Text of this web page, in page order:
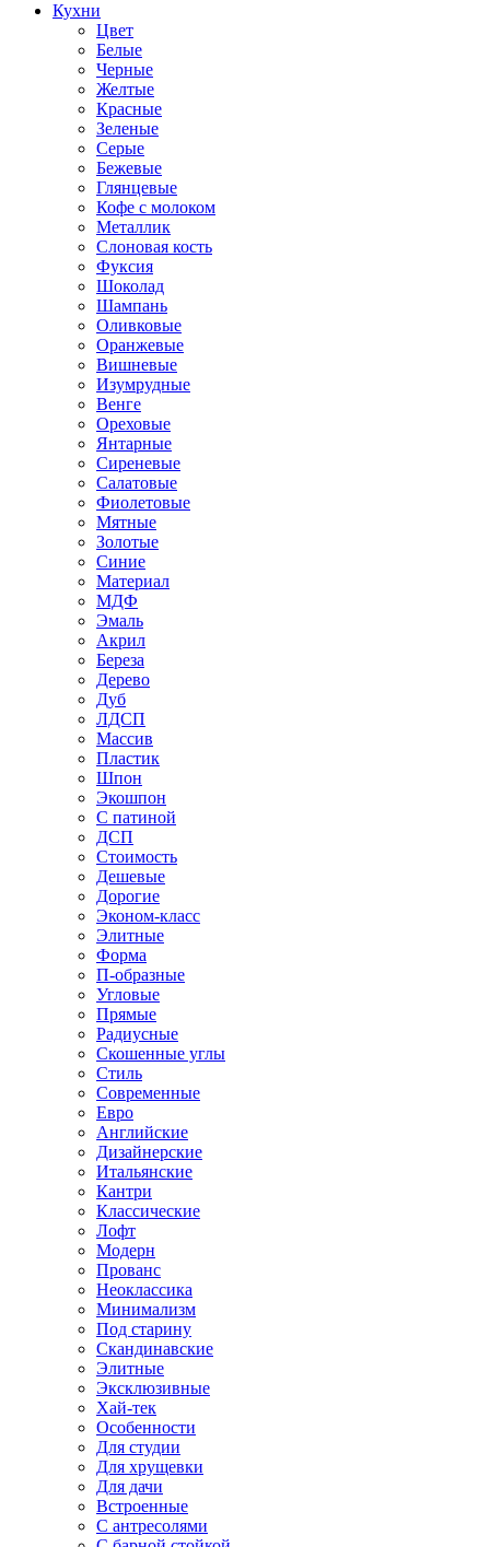
Кухни
Цвет
Белые
Черные
Желтые
Красные
Зеленые
Серые
Бежевые
Глянцевые
Кофе с молоком
Металлик
Слоновая кость
Фуксия
Шоколад
Шампань
Оливковые
Оранжевые
Вишневые
Изумрудные
Венге
Ореховые
Янтарные
Сиреневые
Салатовые
Фиолетовые
Мятные
Золотые
Синие
Материал
МДФ
Эмаль
Акрил
Береза
Дерево
Дуб
ЛДСП
Массив
Пластик
Шпон
Экошпон
С патиной
ДСП
Стоимость
Дешевые
Дорогие
Эконом-класс
Элитные
Форма
П-образные
Угловые
Прямые
Радиусные
Скошенные углы
Стиль
Современные
Евро
Английские
Дизайнерские
Итальянские
Кантри
Классические
Лофт
Модерн
Прованс
Неоклассика
Минимализм
Под старину
Скандинавские
Элитные
Эксклюзивные
Хай-тек
Особенности
Для студии
Для хрущевки
Для дачи
Встроенные
С антресолями